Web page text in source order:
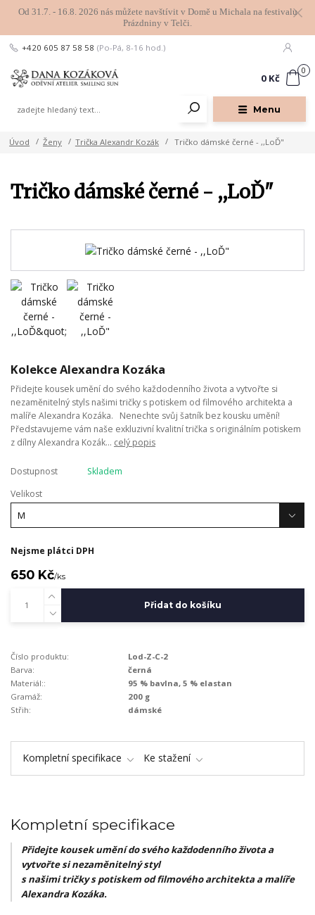
Od 31.7. - 16.8. 2026 nás můžete navštívit v Domě u Michala na festivalu
Prázdniny v Telči.
Menu
+420 605 87 58 58 (Po-Pá, 8-16 hod.)
0
0 Kč
Úvod Ženy Trička Alexandr Kozák Tričko dámské černé - ,,LoĎ"
Tričko dámské černé - ,,LoĎ"
Kolekce Alexandra Kozáka
Přidejte kousek umění do svého každodenního života a vytvořte si
nezaměnitelný styls našimi tričky s potiskem od filmového architekta a
malíře Alexandra Kozáka. Nenechte svůj šatník bez kousku umění!
Představujeme vám naše exkluzivní kvalitní trička s originálním potiskem
z dílny Alexandra Kozák... celý popis
Dostupnost
Skladem
Velikost
Nejsme plátci DPH
650 Kč/ks
Přidat do košíku
Číslo produktu:
Lod-Z-C-2
Barva:
černá
Materiál::
95 % bavlna, 5 % elastan
Gramáž:
200 g
Střih:
dámské
Kompletní specifikace Ke stažení
Kompletní specifikace
Přidejte kousek umění do svého každodenního života a
vytvořte si nezaměnitelný styl
s našimi tričky s potiskem od filmového architekta a malíře
Alexandra Kozáka.